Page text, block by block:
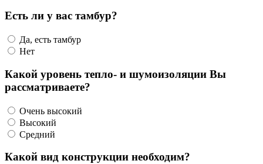
Есть ли у вас тамбур?
Да, есть тамбур
Нет
Какой уровень тепло- и шумоизоляции Вы
рассматриваете?
Очень высокий
Высокий
Средний
Какой вид конструкции необходим?